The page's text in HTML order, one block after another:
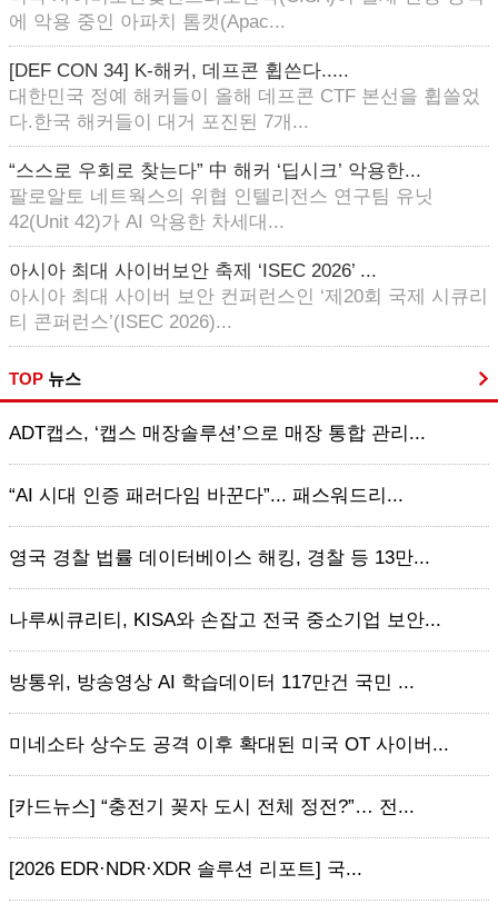
에 악용 중인 아파치 톰캣(Apac...
[DEF CON 34] K-해커, 데프콘 휩쓴다.....
대한민국 정예 해커들이 올해 데프콘 CTF 본선을 휩쓸었
다.한국 해커들이 대거 포진된 7개...
“스스로 우회로 찾는다” 中 해커 ‘딥시크’ 악용한...
팔로알토 네트웍스의 위협 인텔리전스 연구팀 유닛
42(Unit 42)가 AI 악용한 차세대...
아시아 최대 사이버보안 축제 ‘ISEC 2026’ ...
아시아 최대 사이버 보안 컨퍼런스인 ‘제20회 국제 시큐리
티 콘퍼런스’(ISEC 2026)...
TOP 뉴스
ADT캡스, ‘캡스 매장솔루션’으로 매장 통합 관리...
“AI 시대 인증 패러다임 바꾼다”... 패스워드리...
영국 경찰 법률 데이터베이스 해킹, 경찰 등 13만...
나루씨큐리티, KISA와 손잡고 전국 중소기업 보안...
방통위, 방송영상 AI 학습데이터 117만건 국민 ...
미네소타 상수도 공격 이후 확대된 미국 OT 사이버...
[카드뉴스] “충전기 꽂자 도시 전체 정전?”… 전...
[2026 EDR·NDR·XDR 솔루션 리포트] 국...